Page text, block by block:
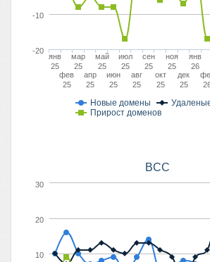
Новые домены
Прирост доменов
янв
25
фев
25
мар
25
апр
25
май
25
июн
25
июл
25
авг
25
сен
25
окт
25
ноя
25
дек
25
янв
26
-20
-10
BCC
10
20
30